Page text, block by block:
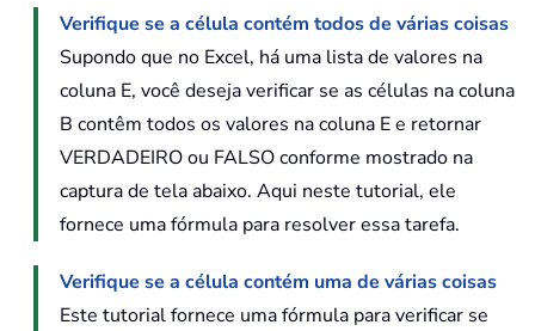
Verifique se a célula contém todos de várias coisas
Supondo que no Excel, há uma lista de valores na
coluna E, você deseja verificar se as células na coluna
B contêm todos os valores na coluna E e retornar
VERDADEIRO ou FALSO conforme mostrado na
captura de tela abaixo. Aqui neste tutorial, ele
fornece uma fórmula para resolver essa tarefa.
Verifique se a célula contém uma de várias coisas
Este tutorial fornece uma fórmula para verificar se